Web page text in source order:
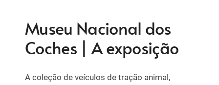
Museu Nacional dos
Coches | A exposição
A coleção de veículos de tração animal,